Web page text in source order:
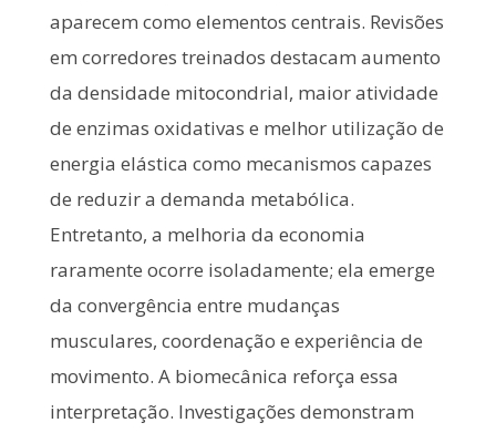
aparecem como elementos centrais. Revisões
em corredores treinados destacam aumento
da densidade mitocondrial, maior atividade
de enzimas oxidativas e melhor utilização de
energia elástica como mecanismos capazes
de reduzir a demanda metabólica.
Entretanto, a melhoria da economia
raramente ocorre isoladamente; ela emerge
da convergência entre mudanças
musculares, coordenação e experiência de
movimento. A biomecânica reforça essa
interpretação. Investigações demonstram